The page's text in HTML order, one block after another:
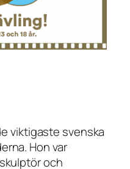
viktigaste svenska
Hon var
och